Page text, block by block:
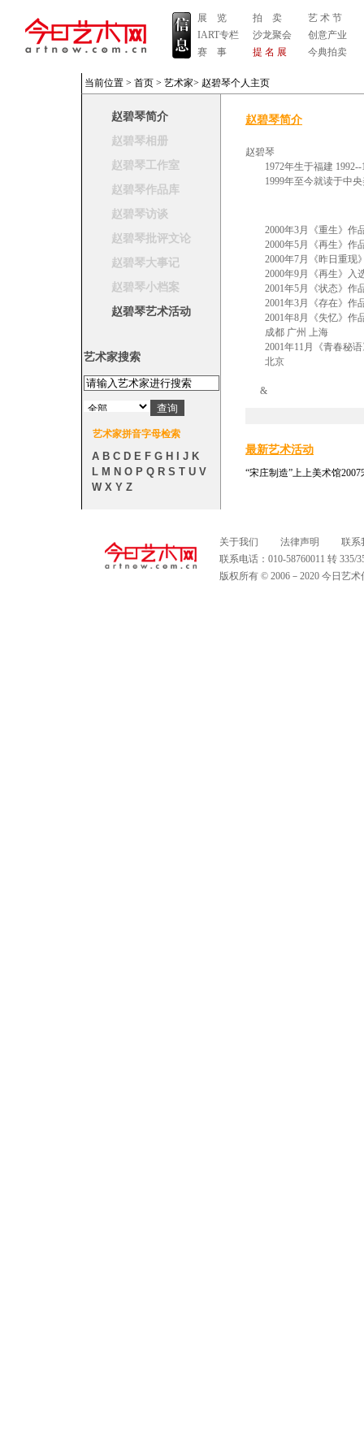
展 览
IART专栏
赛 事
拍 卖
沙龙聚会
提 名 展
艺 术 节
创意产业
今典拍卖
当前位置 > 首页 > 艺术家> 赵碧琴个人主页
赵碧琴简介
赵碧琴相册
赵碧琴工作室
赵碧琴作品库
赵碧琴访谈
赵碧琴批评文论
赵碧琴大事记
赵碧琴小档案
赵碧琴艺术活动
艺术家搜索
艺术家拼音字母检索
A B C D E F G H J K
L M N O P Q R S T U V
W X Y Z
赵碧琴简介
赵碧琴
1972年生于福建 1992--
1999年至今就读于中央
2000年3月《重生》作品
2000年5月《再生》作品
2000年7月《昨日重现
2000年9月《再生》入
2001年5月《状态》作
2001年3月《存在》作品
2001年8月《失忆》作品
成都 广州 上海
2001年11月《青春秘语
北京
&
最新艺术活动
“宋庄制造”上上美术馆
关于我们 法律声明
联系
联系电话：010-58760011 转
版权所有 © 2006－2020 今日艺